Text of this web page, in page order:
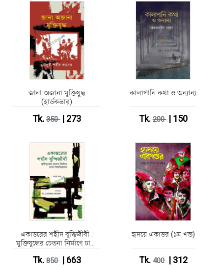
জানা অজানা মুক্তিযুদ্ধ
(হার্ডকভার)
Tk.350| 273
কালাপানি কথা ও অন্যান্য
Tk.200| 150
একাত্তরের শহীদ বুদ্ধিজীবী :
মুক্তিযুদ্ধের চেতনা নির্মাণে ঢাকা
Tk.850| 663
হৃদয়ে একাত্তর (১ম খন্ড)
Tk.400| 312